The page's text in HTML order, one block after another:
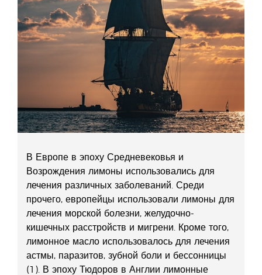
В Европе в эпоху Средневековья и
Возрождения лимоны использовались для
лечения различных заболеваний. Среди
прочего, европейцы использовали лимоны для
лечения морской болезни, желудочно-
кишечных расстройств и мигрени. Кроме того,
лимонное масло использовалось для лечения
астмы, паразитов, зубной боли и бессонницы
(1). В эпоху Тюдоров в Англии лимонные